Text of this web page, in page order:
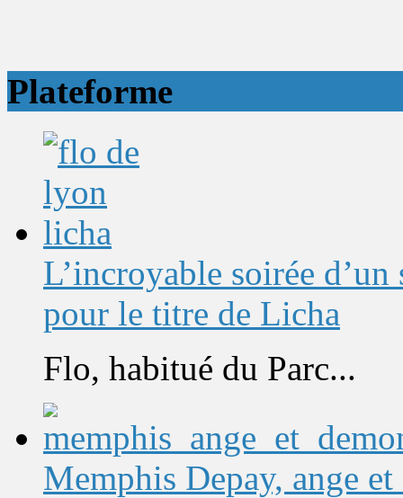
Plateforme
L’incroyable soirée
pour le titre de Licha
Flo, habitué du Parc...
Memphis Depay, ange et